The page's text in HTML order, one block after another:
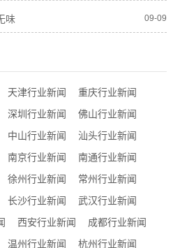
味 09-09
天津行业新闻
重庆行业新闻
深圳行业新闻
佛山行业新闻
中山行业新闻
汕头行业新闻
南京行业新闻
南通行业新闻
徐州行业新闻
常州行业新闻
长沙行业新闻
武汉行业新闻
西安行业新闻
成都行业新闻
温州行业新闻
杭州行业新闻